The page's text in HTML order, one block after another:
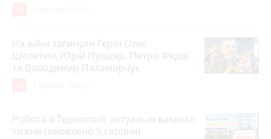
На війні загинули Герої Олег
Шелетин, Юрій Пушкар, Петро Федів
та Володимир Паламарчук
Робота в Тернополі: актуальні вакансії
тижня (оновлено 5 серпня)